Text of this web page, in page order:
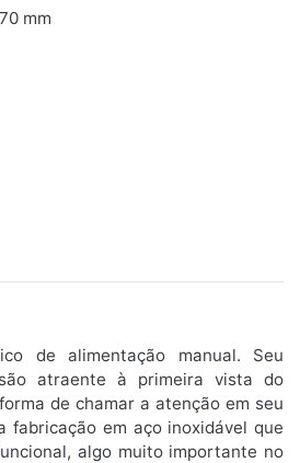
mm
de alimentação manual. Seu
atraente à primeira vista do
de chamar a atenção em seu
fabricação em aço inoxidável que
algo muito importante no